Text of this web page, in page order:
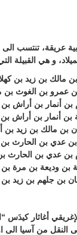
عريقة، تنتسب
و هي القبيلة
أنمار بن أراش بن
أنمار بن أراش بن
أغاثار كيدَس
من آسيا الى